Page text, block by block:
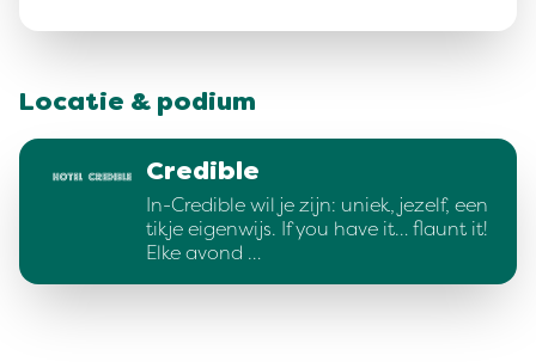
Locatie & podium
Credible
In-Credible wil je zijn: uniek, jezelf, een
tikje eigenwijs. If you have it… flaunt it!
Elke avond …